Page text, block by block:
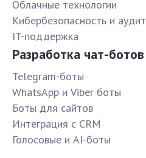
Облачные технологии
Кибербезопасность и аудит
IT-поддержка
Разработка чат-ботов
Telegram-боты
WhatsApp и Viber боты
Боты для сайтов
Интеграция с CRM
Голосовые и AI-боты